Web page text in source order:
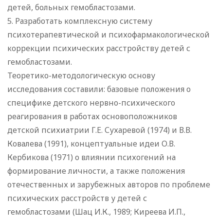
детей, больных гемобластозами.
5. Разработать комплексную систему
психотерапевтической и психофармакологической
коррекции психических расстройству детей с
гемобластозами.
Теоретико-методологическую основу
исследования составили: базовые положения о
специфике детского нервно-психического
реагирования в работах основоположников
детской психиатрии Г.Е. Сухаревой (1974) и В.В.
Ковалева (1991), концептуальные идеи О.В.
Кербикова (1971) о влиянии психогений на
формирование личности, а также положения
отечественных и зарубежных авторов по проблеме
психических расстройств у детей с
гемобластозами (Шац И.К., 1989; Киреева И.П.,